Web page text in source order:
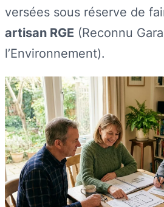
versées sous réserve de
artisan RGE (Reconnu
l’Environnement).